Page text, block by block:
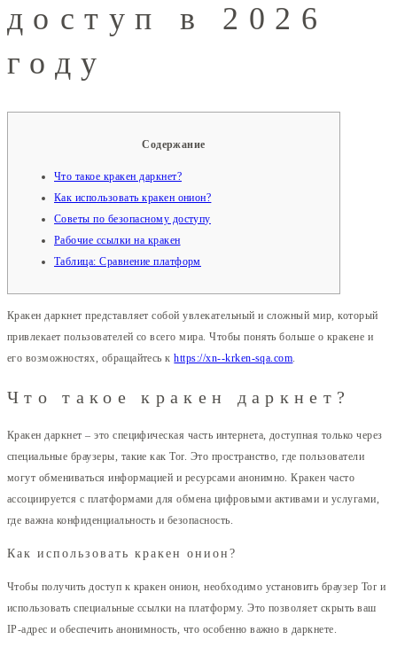
доступ в 2026
году
Содержание
Что такое кракен даркнет?
Как использовать кракен онион?
Советы по безопасному доступу
Рабочие ссылки на кракен
Таблица: Сравнение платформ
Кракен даркнет представляет собой увлекательный и сложный мир, который
привлекает пользователей со всего мира. Чтобы понять больше о кракене и
его возможностях, обращайтесь кhttps://xn--krken-sqa.com.
Что такое кракен даркнет?
Кракен даркнет – это специфическая часть интернета, доступная только через
специальные браузеры, такие как Tor. Это пространство, где пользователи
могут обмениваться информацией и ресурсами анонимно. Кракен часто
ассоциируется с платформами для обмена цифровыми активами и услугами,
где важна конфиденциальность и безопасность.
Как использовать кракен онион?
Чтобы получить доступ к кракен онион, необходимо установить браузер Tor и
использовать специальные ссылки на платформу. Это позволяет скрыть ваш
IP-адрес и обеспечить анонимность, что особенно важно в даркнете.